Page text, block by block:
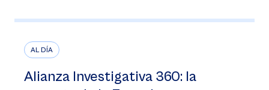
AL DÍA
Alianza Investigativa 360: la